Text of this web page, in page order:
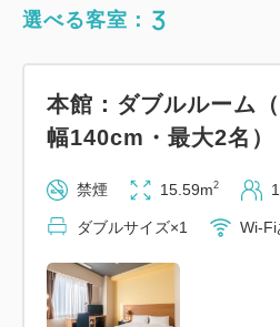
選べる客室： 3
本館：ダブルルーム
幅140cm・最大2名）
禁煙 15.59m2
ダブルサイズ×1 Wi-Fi